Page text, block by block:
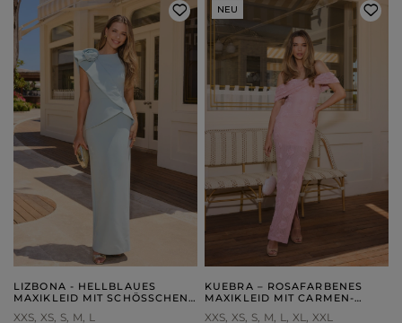
LIZBONA - HELLBLAUES
MAXIKLEID MIT SCHÖSSCHEN U
XXS XS S M L
NEU
KUEBRA – ROSAFARBENES
MAXIKLEID MIT CARMEN-
XXS XS S M L XL XXL